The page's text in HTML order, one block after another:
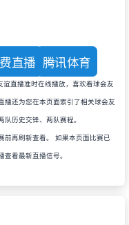
直播 腾讯体育
直播准时在线播放，喜欢看球会友
播还为您在本页面索引了相关球会友
历史交锋、两队赛程。
前再刷新查看。 如果本页面比赛已
看最新直播信号。